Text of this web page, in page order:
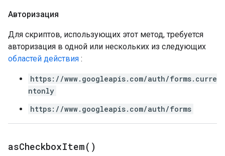
Авторизация
Для скриптов, использующих этот метод, требуется
авторизация в одной или нескольких из следующих
областей действия :
https://www.googleapis.com/auth/forms.curre
ntonly
https://www.googleapis.com/auth/forms
asCheckboxItem( )